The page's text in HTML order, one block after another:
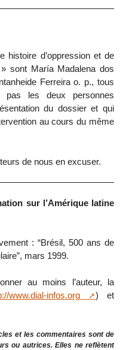
histoire d’oppression et de
sont María Madalena dos
Ferreira o. p., tous
les deux personnes
du dossier et qui
au cours du même
de nous en excuser.
sur l’Amérique latine
: “Brésil, 500 ans de
mars 1999.
au moins l’auteur, la
www.dial-infos.org
) et
et les commentaires sont de
ou autrices. Elles ne reflètent